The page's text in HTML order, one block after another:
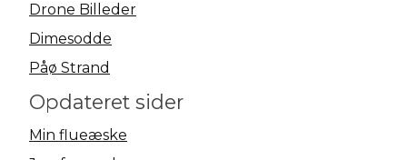
Drone Billeder
Dimesodde
Påø Strand
Opdateret sider
Min flueæske